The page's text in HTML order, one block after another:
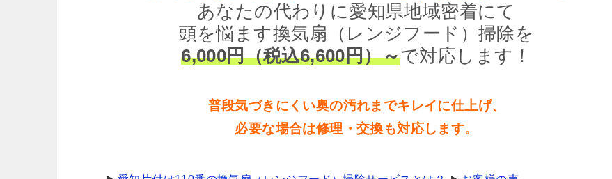
あなたの代わりに愛知県地域密着にて
頭を悩ます換気扇（レンジフード）掃除を
6,000円（税込6,600円）～で対応します！
普段気づきにくい奥の汚れまでキレイに仕上げ、
必要な場合は修理・交換も対応します。